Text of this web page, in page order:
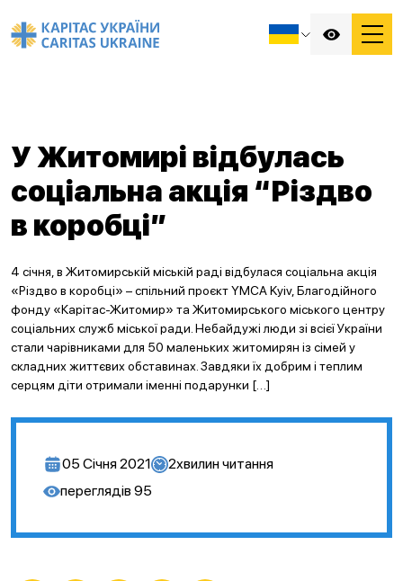
У Житомирі відбулась
соціальна акція “Різдво
в коробці”
4 січня, в Житомирській міській раді відбулася соціальна акція
«Різдво в коробці» – спільний проєкт YMCA Kyiv, Благодійного
фонду «Карітас-Житомир» та Житомирського міського центру
соціальних служб міської ради. Небайдужі люди зі всієї України
стали чарівниками для 50 маленьких житомирян із сімей у
складних життєвих обставинах. Завдяки їх добрим і теплим
серцям діти отримали іменні подарунки […]
05 Січня 2021 2хвилин читання
переглядів 95